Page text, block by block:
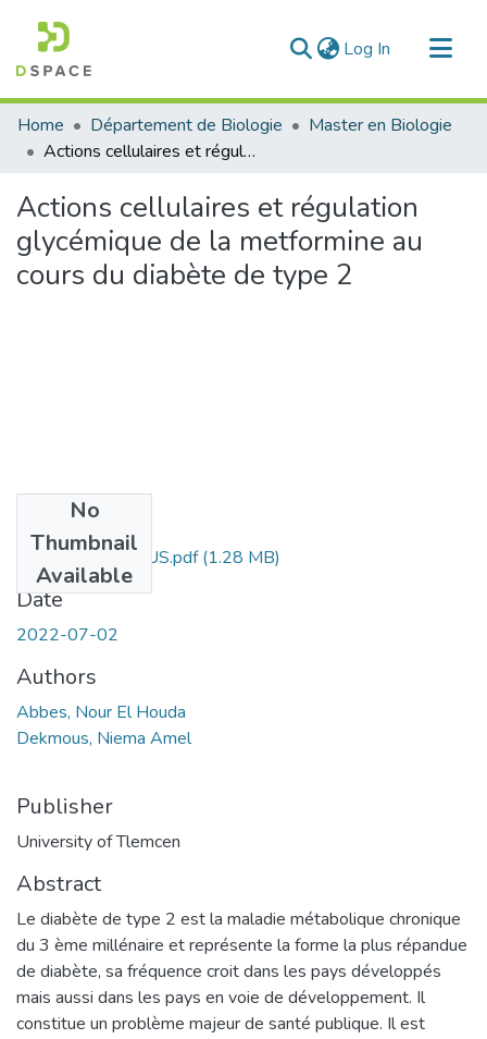
Log In (current)
Communities & Collections
All of DSpace
Home Département de Biologie
Master en Biologie
Actions cellulaires et régulation glycémique de la metformine au cours du diabète de type 2
Actions cellulaires et régulation
glycémique de la metformine au
cours du diabète de type 2
No
Thumbnail
Available
ABBES-DEKMOUS.pdf(1.28 MB)
Date
2022-07-02
Authors
Abbes, Nour El Houda
Dekmous, Niema Amel
Publisher
University of Tlemcen
Abstract
Le diabète de type 2 est la maladie métabolique chronique
du 3 ème millénaire et représente la forme la plus répandue
de diabète, sa fréquence croit dans les pays développés
mais aussi dans les pays en voie de développement. Il
constitue un problème majeur de santé publique. Il est